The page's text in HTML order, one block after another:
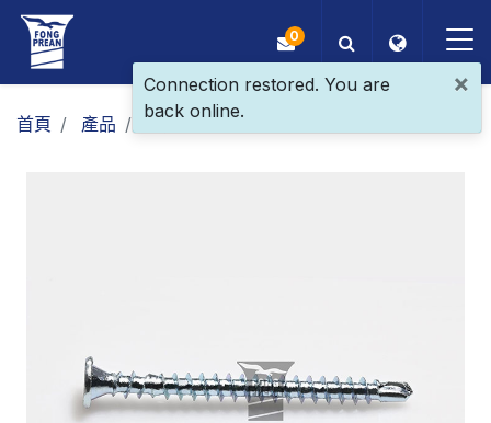
OEM/ODM
關於我們
0
首頁 產品 一般螺絲
×
Connection restored. You are
back online.